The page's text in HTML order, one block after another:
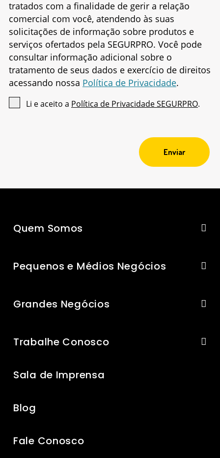
tratados com a finalidade de gerir a relação
comercial com você, atendendo às suas
solicitações de informação sobre produtos e
serviços ofertados pela SEGURPRO. Você pode
consultar informação adicional sobre o
tratamento de seus dados e exercício de direitos
acessando nossa Política de Privacidade.
Li e aceito a Política de Privacidade SEGURPRO.
Enviar
Quem Somos
Pequenos e Médios Negócios
Grandes Negócios
Trabalhe Conosco
Sala de Imprensa
Blog
Fale Conosco